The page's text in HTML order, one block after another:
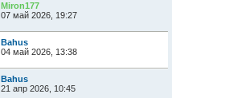
Miron177
07 май 2026, 19:27
Bahus
04 май 2026, 13:38
Bahus
21 апр 2026, 10:45